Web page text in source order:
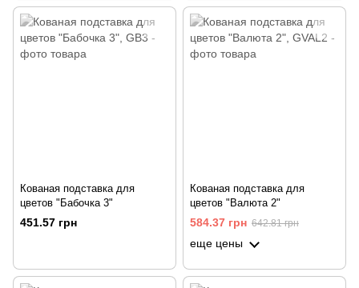
Кованая подставка для
цветов "Бабочка 3"
451.57 грн
Кованая подставка для
цветов "Валюта 2"
584.37 грн 642.81 грн
еще цены